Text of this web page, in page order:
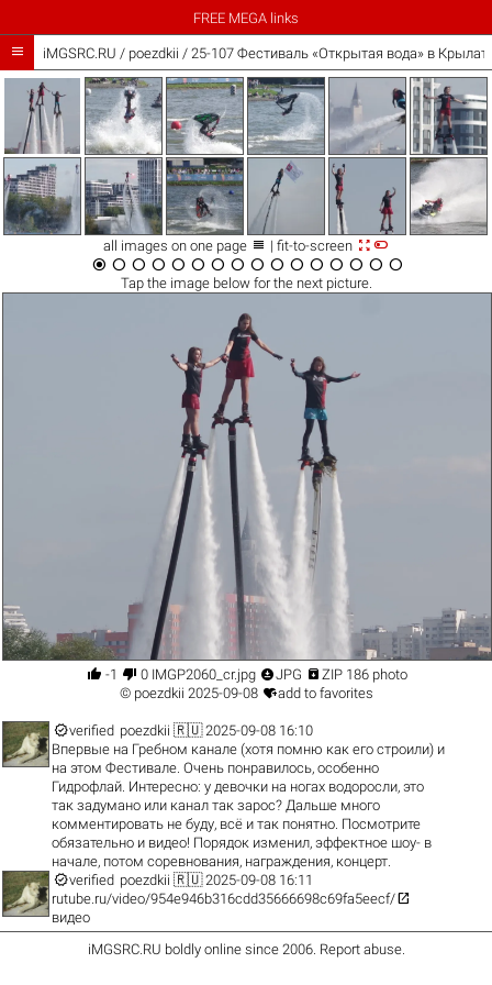
FREE MEGA links
 iMGSRC.RU / poezdkii / 25-107 Фестиваль «Открытая вода» в
all images on one page  | fit-to-screen 
               
Tap the imagebelow for the next picture.
 -1  0 IMGP2060_cr.jpg JPG  ZIP 186 photo
© poezdkii 2025-09-08 add to favorites
verified poezdkii 🇷🇺 2025-09-08 16:10
Впервые на Гребном канале (хотя помню как его строили) и
на этом Фестивале. Очень понравилось, особенно
Гидрофлай. Интересно: у девочки на ногах водоросли, это
так задумано или канал так зарос? Дальше много
комментировать не буду, всё и так понятно. Посмотрите
обязательно и видео! Порядок изменил, эффектное шоу- в
начале, потом соревнования, награждения, концерт.
verified poezdkii 🇷🇺 2025-09-08 16:11
rutube.ru/video/954e946b316cdd35666698c69fa5eecf/
видео
iMGSRC.RU boldly online since 2006. Report abuse.